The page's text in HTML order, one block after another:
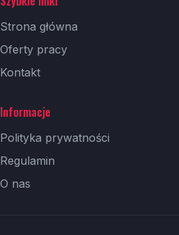
Strona główna
Oferty pracy
Kontakt
Informacje
Polityka prywatności
Regulamin
O nas